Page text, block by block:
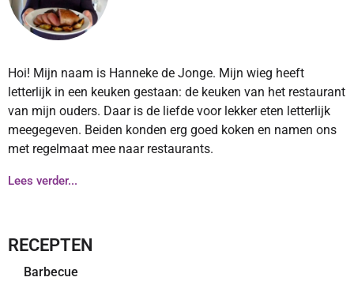
Hoi! Mijn naam is Hanneke de Jonge. Mijn wieg heeft
letterlijk in een keuken gestaan: de keuken van het restaurant
van mijn ouders. Daar is de liefde voor lekker eten letterlijk
meegegeven. Beiden konden erg goed koken en namen ons
met regelmaat mee naar restaurants.
Lees verder...
RECEPTEN
Barbecue